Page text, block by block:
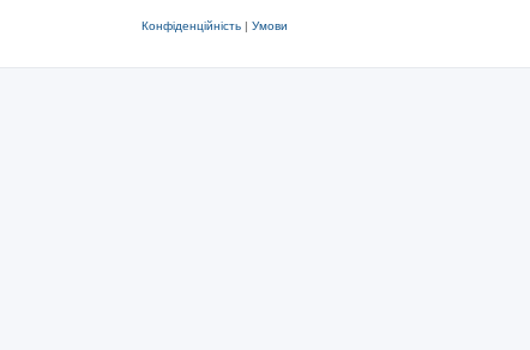
Конфіденційність | Умови